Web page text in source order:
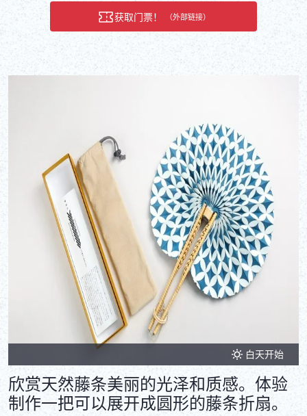
获取门票！
（外部链接）
白天开始
欣赏天然藤条美丽的光泽和质感。体验
制作一把可以展开成圆形的藤条折扇。